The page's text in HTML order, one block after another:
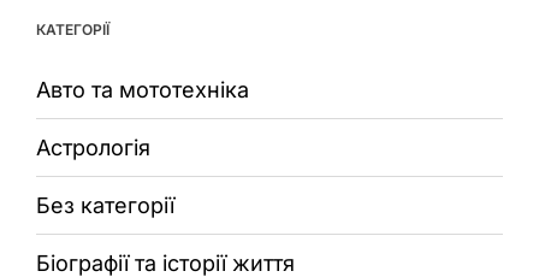
КАТЕГОРІЇ
Авто та мототехніка
Астрологія
Без категорії
Біографії та історії життя